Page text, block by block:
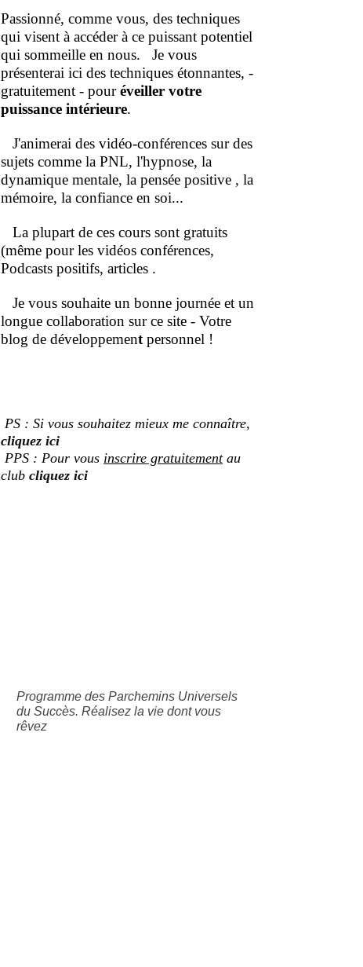
Passionné, comme vous, des techniques
qui visent à accéder à ce puissant potentiel
qui sommeille en nous. Je vous
présenterai ici des techniques étonnantes, -
gratuitement - pouréveiller votre
puissance intérieure.
J'animerai des vidéo-conférences sur des
sujets comme la PNL, l'hypnose, la
dynamique mentale, la pensée positive , la
mémoire, la confiance en soi...
La plupart de ces cours sont gratuits
(même pour les vidéos conférences,
Podcasts positifs, articles .
Je vous souhaite un bonne journée et un
longue collaboration sur ce site - Votre
blog de développement personnel !
PS : Si vous souhaitez mieux me connaître,
cliquez ici
PPS : Pour vous inscrire gratuitementau
club cliquez ici
Programme des Parchemins Universels
du Succès. Réalisez la vie dont vous
rêvez